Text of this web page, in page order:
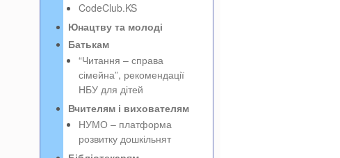
CodeClub.KS
Юнацтву та молоді
Батькам
“Читання – справа
сімейна”, рекомендації
НБУ для дітей
Вчителям і вихователям
НУМО – платформа
розвитку дошкільнят